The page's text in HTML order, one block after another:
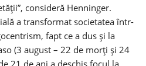
consideră Henninger.
a transformat societatea într-
fapt ce a dus și la
(3 august – 22 de morți și 24
21 de ani a deschis focul la